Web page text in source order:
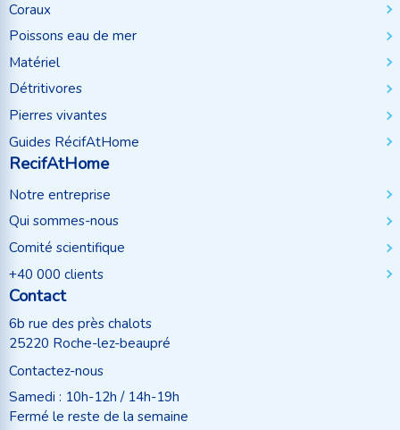
Coraux
Poissons eau de mer
Matériel
Détritivores
Pierres vivantes
Guides RécifAtHome
RecifAtHome
Notre entreprise
Qui sommes-nous
Comité scientifique
+40 000 clients
Contact
6b rue des près chalots
25220 Roche-lez-beaupré
Contactez-nous
Samedi : 10h-12h / 14h-19h
Fermé le reste de la semaine